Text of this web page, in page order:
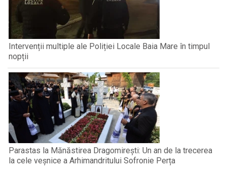
Intervenții multiple ale Poliției Locale Baia Mare în timpul
nopții
Parastas la Mănăstirea Dragomirești: Un an de la trecerea
la cele veșnice a Arhimandritului Sofronie Perța